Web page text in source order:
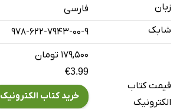
خط مشترک
در آستانه‌ی موفقیت
آرماگون
زبان
فارسی
شابک
978-622-7943-00-9
قیمت کتاب
الکترونیک
۱۷۹,۵۰۰ تومان
€3.99
خرید کتاب الکترونیک